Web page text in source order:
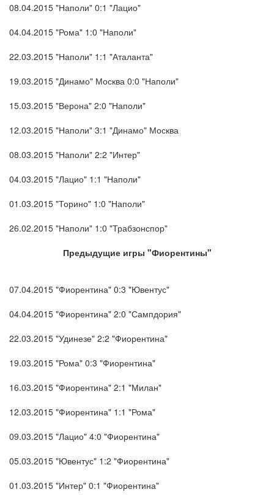
08.04.2015 "Наполи" 0:1 "Лацио"
04.04.2015 "Рома" 1:0 "Наполи"
22.03.2015 "Наполи" 1:1 "Аталанта"
19.03.2015 "Динамо" Москва 0:0 "Наполи"
15.03.2015 "Верона" 2:0 "Наполи"
12.03.2015 "Наполи" 3:1 "Динамо" Москва
08.03.2015 "Наполи" 2:2 "Интер"
04.03.2015 "Лацио" 1:1 "Наполи"
01.03.2015 "Торино" 1:0 "Наполи"
26.02.2015 "Наполи" 1:0 "Трабзонспор"
Предыдущие игры "Фиорентины"
07.04.2015 "Фиорентина" 0:3 "Ювентус"
04.04.2015 "Фиорентина" 2:0 "Сампдория"
22.03.2015 "Удинезе" 2:2 "Фиорентина"
19.03.2015 "Рома" 0:3 "Фиорентина"
16.03.2015 "Фиорентина" 2:1 "Милан"
12.03.2015 "Фиорентина" 1:1 "Рома"
09.03.2015 "Лацио" 4:0 "Фиорентина"
05.03.2015 "Ювентус" 1:2 "Фиорентина"
01.03.2015 "Интер" 0:1 "Фиорентина"